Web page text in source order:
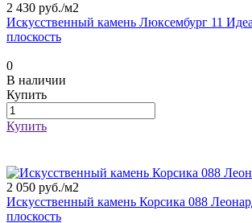
2 430 руб./м2
Искусственный камень Люксембург 11
плоскость
0
В наличии
Купить
Купить
2 050 руб./м2
Искусственный камень Корсика 088
плоскость